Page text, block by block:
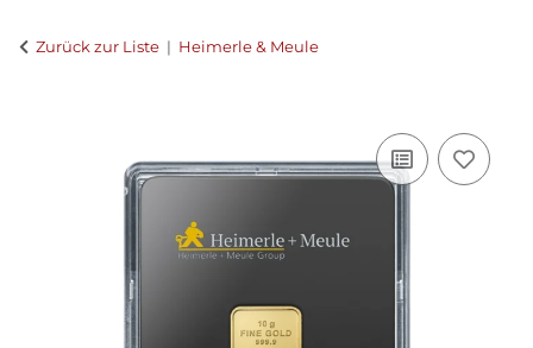
Zurück zur Liste Heimerle & Meule